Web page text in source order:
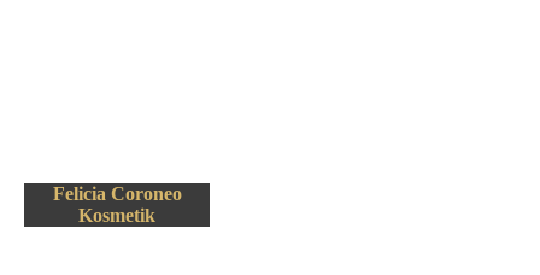
Felicia Coroneo
Kosmetik